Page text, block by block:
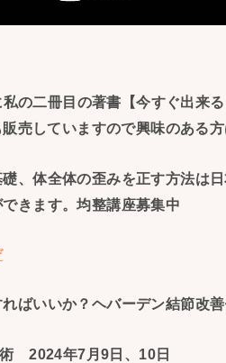
の二冊目の著書【今すぐ出来
売していますので興味のある方
、体全体の歪みを正す方法は
きます。均整講座募集中
ばいいか？ヘバーデン結節改
2024年7月9日、10日